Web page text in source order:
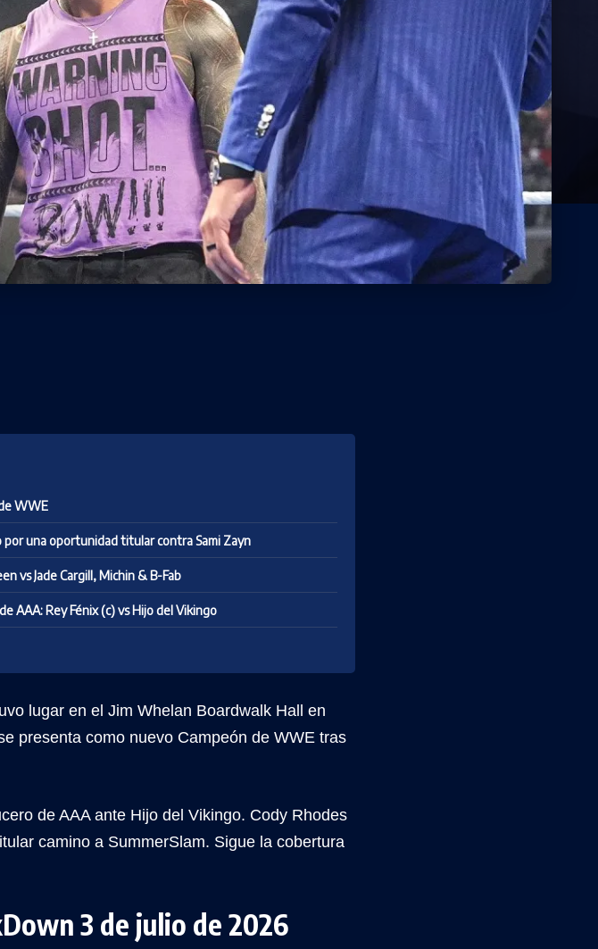
WWE
por una oportunidad titular contra Sami Zayn
vs Jade Cargill, Michin & B-Fab
AAA: Rey Fénix (c) vs Hijo del Vikingo
lugar en el Jim Whelan Boardwalk Hall en
presenta como nuevo Campeón de WWE tras
de AAA ante Hijo del Vikingo. Cody Rhodes
camino a SummerSlam. Sigue la cobertura
3 de julio de 2026